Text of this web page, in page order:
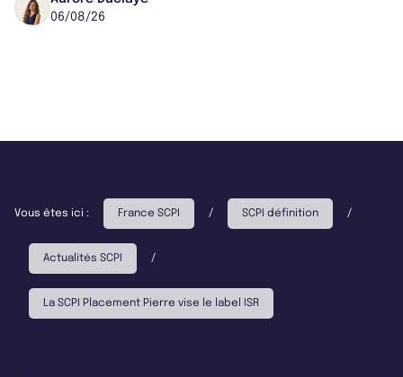
06/08/26
Vous êtes ici : France SCPI / SCPI définition /
Actualités SCPI /
La SCPI Placement Pierre vise le label ISR